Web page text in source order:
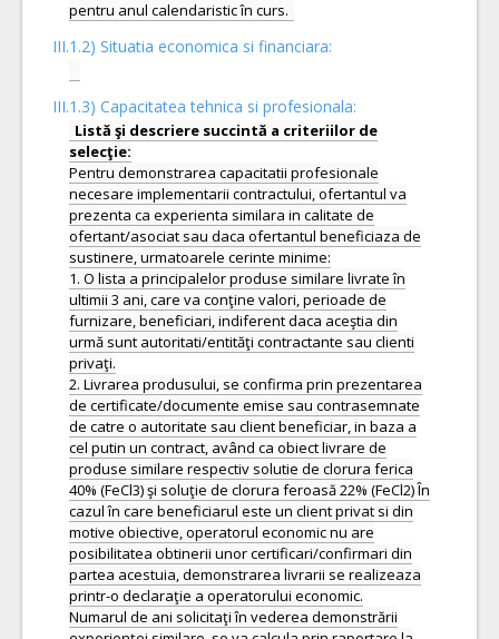
III.1.2) Situatia economica si financiara:
III.1.3) Capacitatea tehnica si profesionala:
Listă şi descriere succintă a criteriilor de
Pentru demonstrarea capacitatii profesionale
necesare implementarii contractului, ofertantul va
prezenta ca experienta similara in calitate de
ofertant/asociat sau daca ofertantul beneficiaza de
sustinere, urmatoarele cerinte minime:
1. O lista a principalelor produse similare livrate în
ultimii 3 ani, care va conţine valori, perioade de
furnizare, beneficiari, indiferent daca aceştia din
urmă sunt autoritati/entităţi contractante sau clienti
privaţi.
2. Livrarea produsului, se confirma prin prezentarea
de certificate/documente emise sau contrasemnate
de catre o autoritate sau client beneficiar, in baza a
cel putin un contract, având ca obiect livrare de
produse similare respectiv solutie de clorura ferica
40% (FeCl3) şi soluţie de clorura feroasă 22% (FeCl2) În
cazul în care beneficiarul este un client privat si din
motive obiective, operatorul economic nu are
posibilitatea obtinerii unor certificari/confirmari din
partea acestuia, demonstrarea livrarii se realizeaza
printr-o declaraţie a operatorului economic.
Numarul de ani solicitaţi în vederea demonstrării